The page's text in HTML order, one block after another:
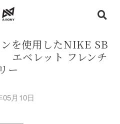
を使用したNIKE SB
エベレット フレンチ
ー
05月10日